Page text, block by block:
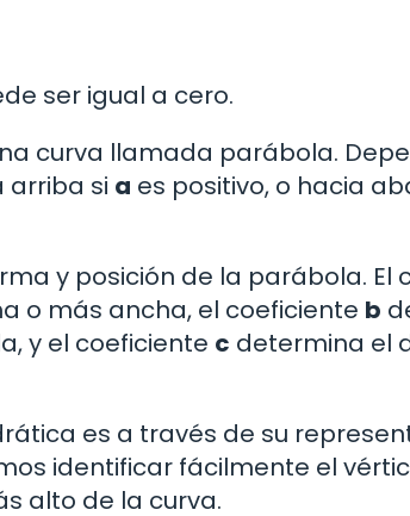
ser igual a cero.
curva llamada parábola.
arriba si a es positivo, o hacia
y posición de la parábola. El
o más ancha, el coeficiente b
y el coeficiente c determina el
es a través de su
identificar fácilmente el
alto de la curva.